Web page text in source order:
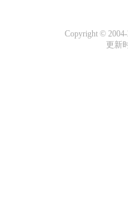
Copyright © 2004-
更新